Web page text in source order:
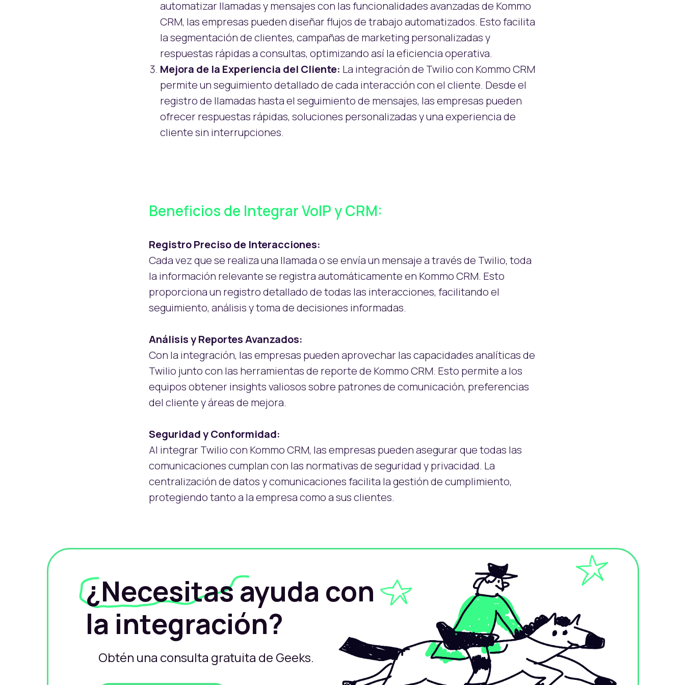
automatizar llamadas y mensajes con las funcionalidades avanzadas de Kommo
CRM, las empresas pueden diseñar flujos de trabajo automatizados. Esto facilita
la segmentación de clientes, campañas de marketing personalizadas y
respuestas rápidas a consultas, optimizando así la eficiencia operativa.
Mejora de la Experiencia del Cliente: La integración de Twilio con Kommo CRM
permite un seguimiento detallado de cada interacción con el cliente. Desde el
registro de llamadas hasta el seguimiento de mensajes, las empresas pueden
ofrecer respuestas rápidas, soluciones personalizadas y una experiencia de
cliente sin interrupciones.
Beneficios de Integrar VoIP y CRM:
Registro Preciso de Interacciones:
Cada vez que se realiza una llamada o se envía un mensaje a través de Twilio, toda
la información relevante se registra automáticamente en Kommo CRM. Esto
proporciona un registro detallado de todas las interacciones, facilitando el
seguimiento, análisis y toma de decisiones informadas.
Análisis y Reportes Avanzados:
Con la integración, las empresas pueden aprovechar las capacidades analíticas de
Twilio junto con las herramientas de reporte de Kommo CRM. Esto permite a los
equipos obtener insights valiosos sobre patrones de comunicación, preferencias
del cliente y áreas de mejora.
Seguridad y Conformidad:
Al integrar Twilio con Kommo CRM, las empresas pueden asegurar que todas las
comunicaciones cumplan con las normativas de seguridad y privacidad. La
centralización de datos y comunicaciones facilita la gestión de cumplimiento,
protegiendo tanto a la empresa como a sus clientes.
¿Necesitas ayuda con
la integración?
Obtén una consulta gratuita de Geeks.